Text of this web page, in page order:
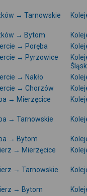
→ Tarnowskie
→ Bytom
→ Poręba
→ Pyrzowice
→ Nakło
→ Chorzów
→ Mierzęcice
→ Tarnowskie
→ Bytom
→ Mierzęcice
→ Tarnowskie
→ Bytom